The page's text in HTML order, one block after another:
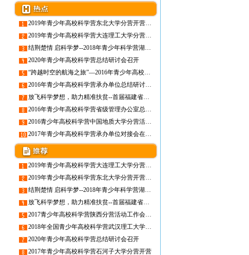
2019年青少年高校科学营东北大学分营开营仪式成功举办
2019年青少年高校科学营大连理工大学分营开营仪式顺利开展
结荆楚情 启科学梦--2018年青少年科学营湖北营活动综述
2020年青少年高校科学营总结研讨会召开
“跨越时空的航海之旅”—2016年青少年高校科学营在大连海事大学开营
2016年青少年高校科学营承办单位总结研讨会在东北大学召开
放飞科学梦想，助力精准扶贫--首届福建省青少年高校科学营福州大学营正式开营
2016年青少年高校科学营省级管理办公室总结研讨会在重庆召开
2016青少年高校科学营中国地质大学分营活动精彩回顾
2017年青少年高校科学营承办单位对接会在陕西召开
2019年青少年高校科学营大连理工大学分营开营仪式顺利开展
2019年青少年高校科学营东北大学分营开营仪式成功举办
结荆楚情 启科学梦--2018年青少年科学营湖北营活动综述
放飞科学梦想，助力精准扶贫--首届福建省青少年高校科学营福州大学营正式开营
2017青少年高校科学营陕西分营活动工作会议在西安召开
2018年全国青少年高校科学营武汉理工大学分营开营
2020年青少年高校科学营总结研讨会召开
2017年青少年高校科学营石河子大学分营开营